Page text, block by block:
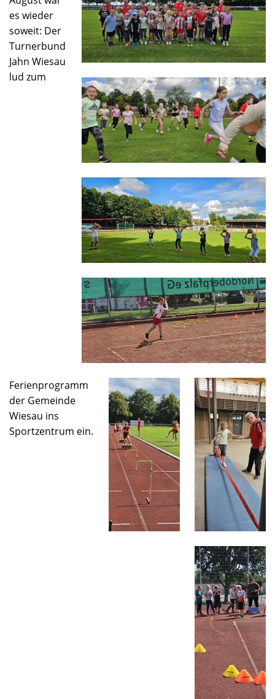
es wieder
soweit: Der
Turnerbund
Jahn Wiesau
lud zum
Ferienprogramm
der Gemeinde
Wiesau ins
Sportzentrum ein.